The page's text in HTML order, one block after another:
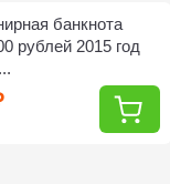
банкнота
рублей 2015 год